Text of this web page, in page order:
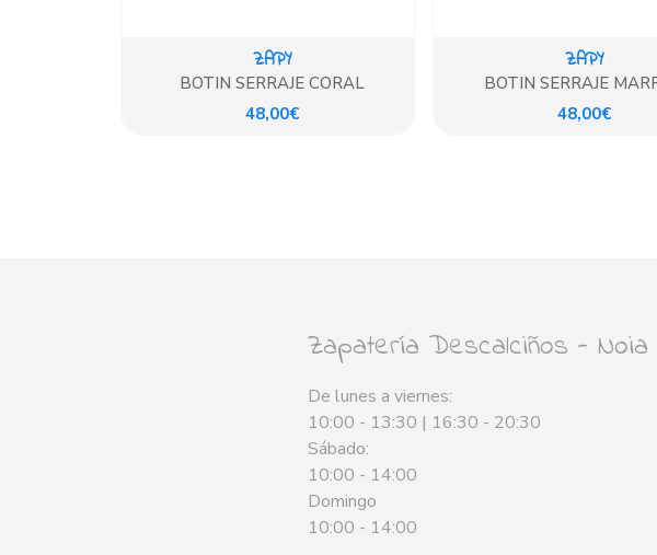
ZAPY
BOTIN SERRAJE CORAL
48,00€
ZAPY
BOTIN SERRAJE
CHOCOLATE
48,00€
Zapatería Descalciños - Noia
De lunes a viernes:
10:00 - 13:30 | 16:30 - 20:30
Sábado:
10:00 - 14:00
Domingo
10:00 - 14:00